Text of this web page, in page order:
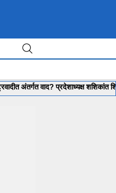
वाद? प्रदेशाध्यक्ष शशिकांत शिंदेवर गंभीर